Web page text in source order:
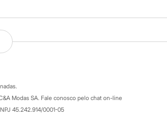
Atendimento
Modas SA. Fale conosco pelo chat on-line
45.242.914/0001-05